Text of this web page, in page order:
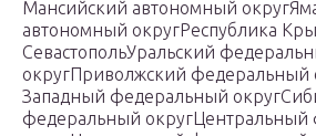
Мансийский автономный
автономный округРеспублика
СевастопольУральский
округПриволжский федеральный
Западный федеральный
федеральный округЦентральный